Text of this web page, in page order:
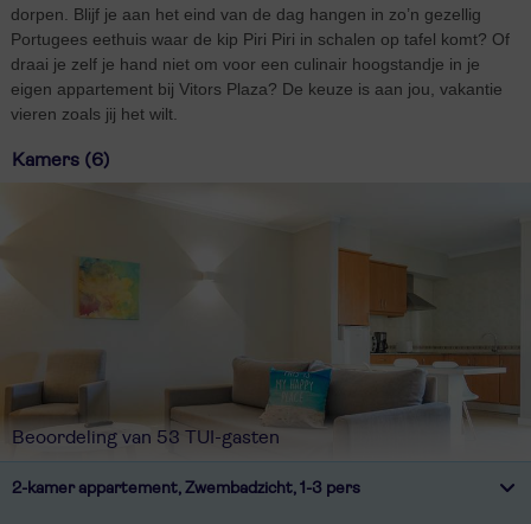
dorpen. Blijf je aan het eind van de dag hangen in zo’n gezellig
Portugees eethuis waar de kip Piri Piri in schalen op tafel komt? Of
draai je zelf je hand niet om voor een culinair hoogstandje in je
eigen appartement bij Vitors Plaza? De keuze is aan jou, vakantie
vieren zoals jij het wilt.
Kamers (6)
Beoordeling van 53 TUI-gasten
2-kamer appartement, Zwembadzicht, 1-3 pers